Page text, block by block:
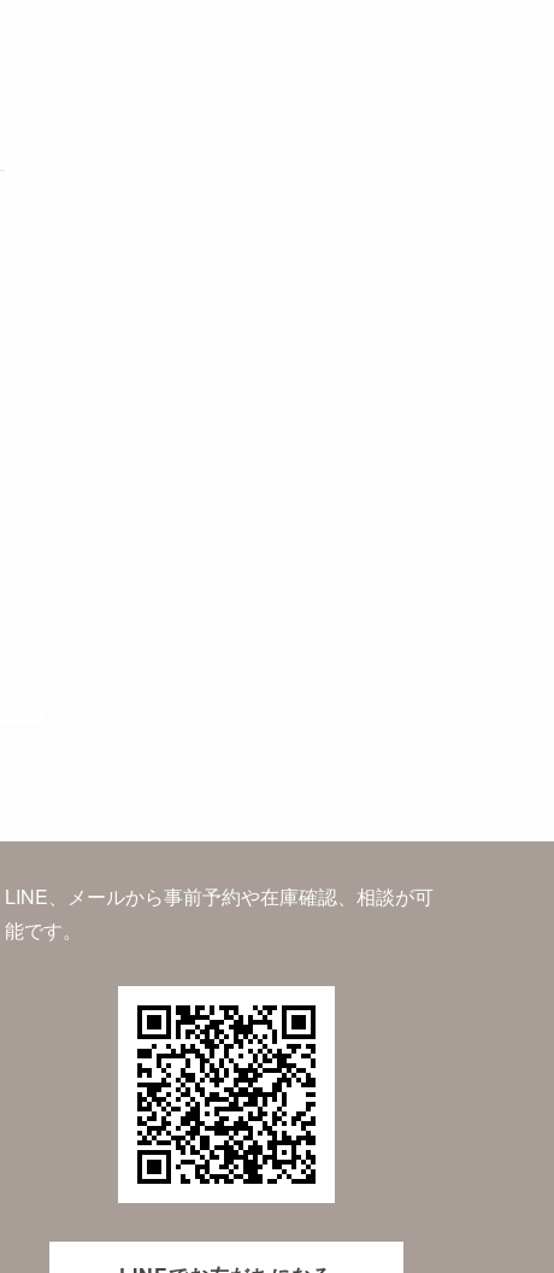
LINE、メールから事前予約や在庫確認、相談が可
能です。